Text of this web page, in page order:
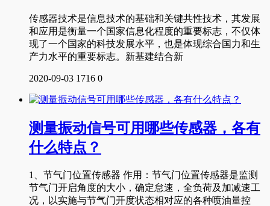
传感器技术是信息技术的基础和关键共性技术，其发展
和应用是衡量一个国家信息化程度的重要标志，不仅体
现了一个国家的科技发展水平，也是体现综合国力和生
产力水平的重要标志。新基建结合新
2020-09-03 1716 0
测量振动信号可用哪些传感器，各有
什么特点？
1、节气门位置传感器 作用：节气门位置传感器是监测
节气门开启角度的大小，确定怠速，全负荷及加减速工
况，以实施与节气门开度状态相对应的各种喷油量控